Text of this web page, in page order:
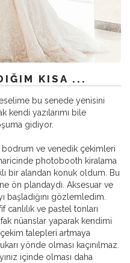
KISA ...
bu senede yenisini
kendi yazılarımı bile
gidiyor.
bodrum ve venedik çekimleri
photobooth kiralama
bir alandan konuk oldum. Bu
ön plandaydı. Aksesuar ve
başladığını gözlemledim.
canlılık ve pastel tonları
nüanslar yaparak kendimi
çekim talepleri artmaya
yönde olması kaçınılmaz.
içinde olması daha